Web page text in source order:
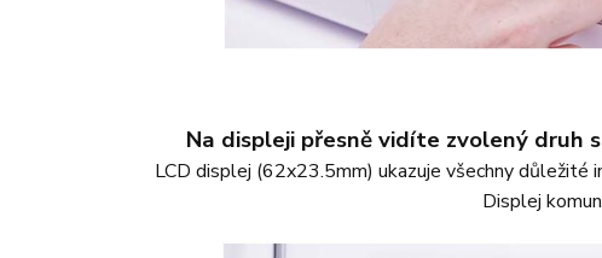
Na displeji přesně vidíte zvolený druh
LCD displej (62x23.5mm) ukazuje všechny důležité
Displej